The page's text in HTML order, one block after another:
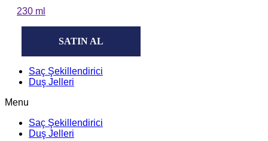
230 ml
SATIN AL
Saç Şekillendirici
Duş Jelleri
Menu
Saç Şekillendirici
Duş Jelleri